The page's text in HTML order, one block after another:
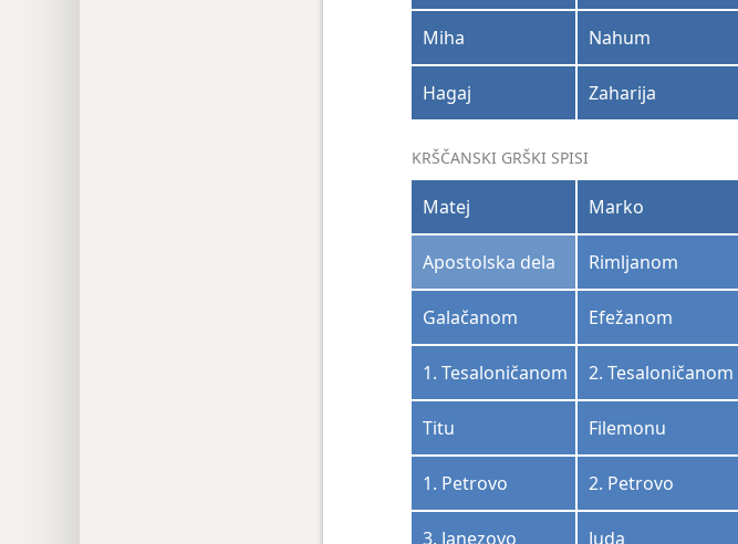
Miha Nahum
Hagaj Zaharija
KRŠČANSKI GRŠKI SPISI
Matej Marko
Apostolska dela Rimljanom
Galačanom Efežanom
1. Tesaloničanom 2. Tesaloničanom
Titu Filemonu
1. Petrovo 2. Petrovo
3. Janezovo Juda